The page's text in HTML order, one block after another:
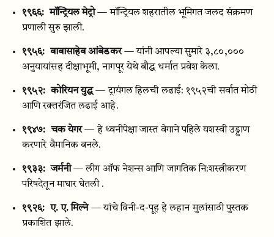
१९६६: मॉन्ट्रियल मेट्रो — मॉन्ट्रियल शहरातील भूमिगत जलद संक्रमण
प्रणाली सुरु झाली.
१९५६: बाबासाहेब आंबेडकर — यांनी आपल्या सुमारे ३,८०,०००
अनुयायांसह दीक्षाभूमी, नागपूर येथे बौद्ध धर्मात प्रवेश केला.
१९५२: कोरियन युद्ध — ट्रायंगल हिलची लढाई: १९५२ची सर्वात मोठी
आणि रक्तरंजित लढाई आहे.
१९४७: चक येगर — हे ध्वनीपेक्षा जास्त वेगाने पहिले यशस्वी उड्डाण
करणारे वैमानिक बनले.
१९३३: जर्मनी — लीग ऑफ नेशन्स आणि जागतिक नि:शस्त्रीकरण
परिषदेतून माघार घेतली .
१९२६: ए. ए. मिल्ने — यांचे विनी-द-पूह हे लहान मुलांसाठी पुस्तक
प्रकाशित झाले.